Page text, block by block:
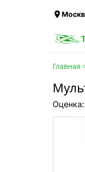

Главная
Оценка: